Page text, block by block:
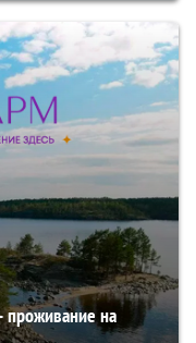
проживание на